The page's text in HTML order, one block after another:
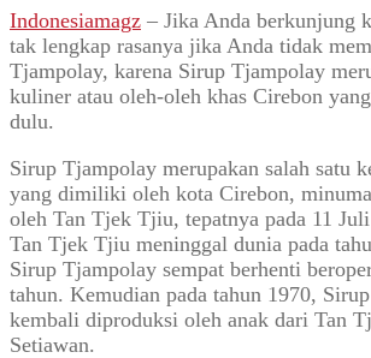
Indonesiamagz – Jika Anda berkunjung
tak lengkap rasanya jika Anda tidak
Tjampolay, karena Sirup Tjampolay
kuliner atau oleh-oleh khas Cirebon
dulu.
Sirup Tjampolay merupakan salah satu
yang dimiliki oleh kota Cirebon,
oleh Tan Tjek Tjiu, tepatnya pada 11
Tan Tjek Tjiu meninggal dunia pada
Sirup Tjampolay sempat berhenti
tahun. Kemudian pada tahun 1970,
kembali diproduksi oleh anak dari Tan
Setiawan.